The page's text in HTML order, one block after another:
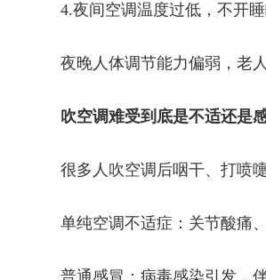
4.夜间空调温度过低，不开睡
夜晚人体调节能力偏弱，老人
吹空调难受到底是不适还是
很多人吹空调后咽干、打喷嚏
单纯空调不适症：关节酸痛、
普通感冒：病毒感染引发，伴